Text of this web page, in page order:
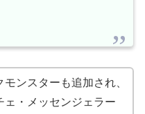
ンスターも追加され、
ェ・メッセンジェラー